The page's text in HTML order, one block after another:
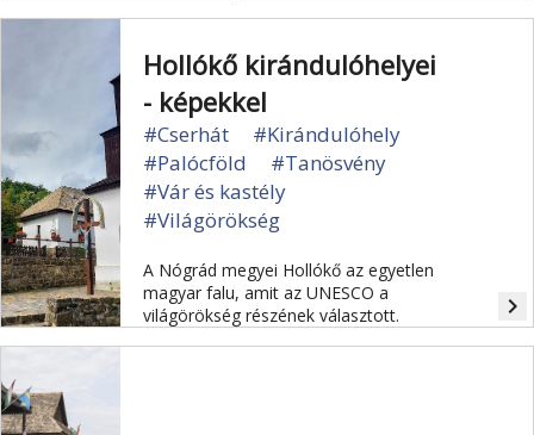
Hollókő kirándulóhelyei
- képekkel
#Cserhát
#Kirándulóhely
#Palócföld
#Tanösvény
#Vár és kastély
#Világörökség
A Nógrád megyei Hollókő az egyetlen
magyar falu, amit az UNESCO a
világörökség részének választott.
navigate_next